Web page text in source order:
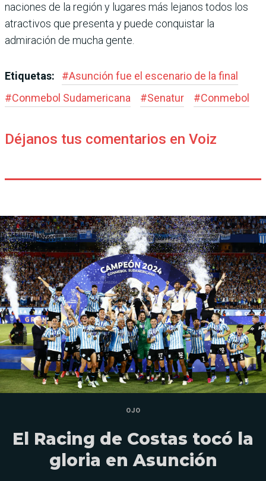
naciones de la región y lugares más lejanos todos los
atractivos que presenta y puede conquistar la
admiración de mucha gente.
Etiquetas: #Asun­ción fue el escenario de la final
#Conmebol Suda­mericana #Senatur #Con­mebol
Déjanos tus comentarios en Voiz
OJO
El Racing de Costas tocó la
gloria en Asunción